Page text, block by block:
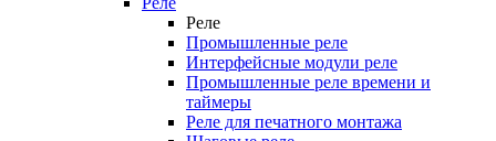
Реле
Промышленные реле
Интерфейсные модули реле
Промышленные реле времени и
таймеры
Реле для печатного монтажа